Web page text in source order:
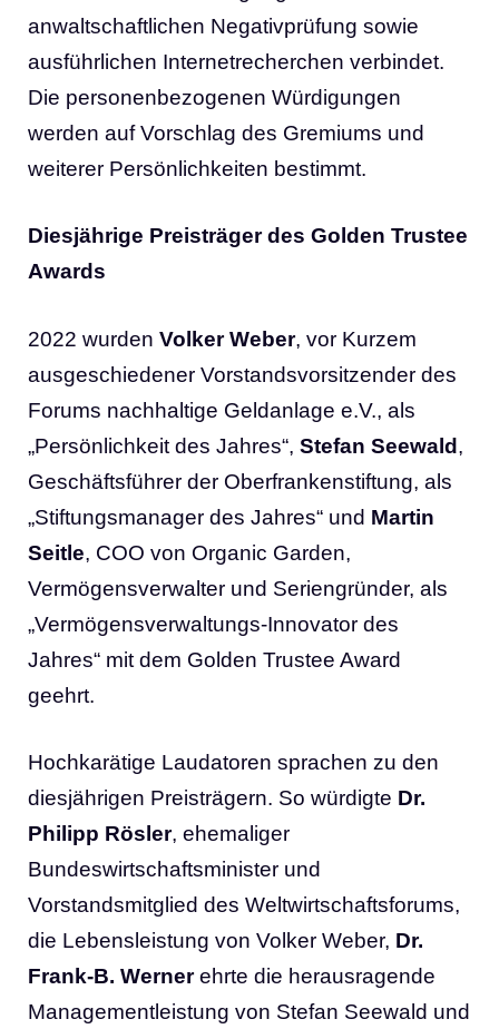
anwaltschaftlichen Negativprüfung sowie
ausführlichen Internetrecherchen verbindet.
Die personenbezogenen Würdigungen
werden auf Vorschlag des Gremiums und
weiterer Persönlichkeiten bestimmt.
Diesjährige Preisträger des Golden Trustee
Awards
2022 wurden Volker Weber, vor Kurzem
ausgeschiedener Vorstandsvorsitzender des
Forums nachhaltige Geldanlage e.V., als
„Persönlichkeit des Jahres“, Stefan Seewald,
Geschäftsführer der Oberfrankenstiftung, als
„Stiftungsmanager des Jahres“ und Martin
Seitle, COO von Organic Garden,
Vermögensverwalter und Seriengründer, als
„Vermögensverwaltungs-Innovator des
Jahres“ mit dem Golden Trustee Award
geehrt.
Hochkarätige Laudatoren sprachen zu den
diesjährigen Preisträgern. So würdigte Dr.
Philipp Rösler, ehemaliger
Bundeswirtschaftsminister und
Vorstandsmitglied des Weltwirtschaftsforums,
die Lebensleistung von Volker Weber, Dr.
Frank-B. Wernerehrte die herausragende
Managementleistung von Stefan Seewald und